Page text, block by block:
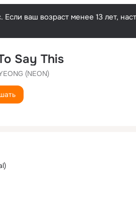
ваш возраст менее 13 лет,
Say This
(NEON)